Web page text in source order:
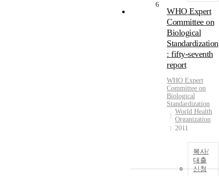
6
WHO Expert
Committee on
Biological
Standardization
: fifty-seventh
report
WHO Expert
Committee on
Biological
Standardization
World Health
Organization
2011
복사/
대출
신청